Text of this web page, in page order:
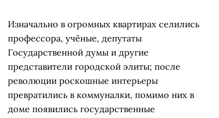
Изначально в огромных квартирах селились
профессора, учёные, депутаты
Государственной думы и другие
представители городской элиты; после
революции роскошные интерьеры
превратились в коммуналки, помимо них в
доме появились государственные